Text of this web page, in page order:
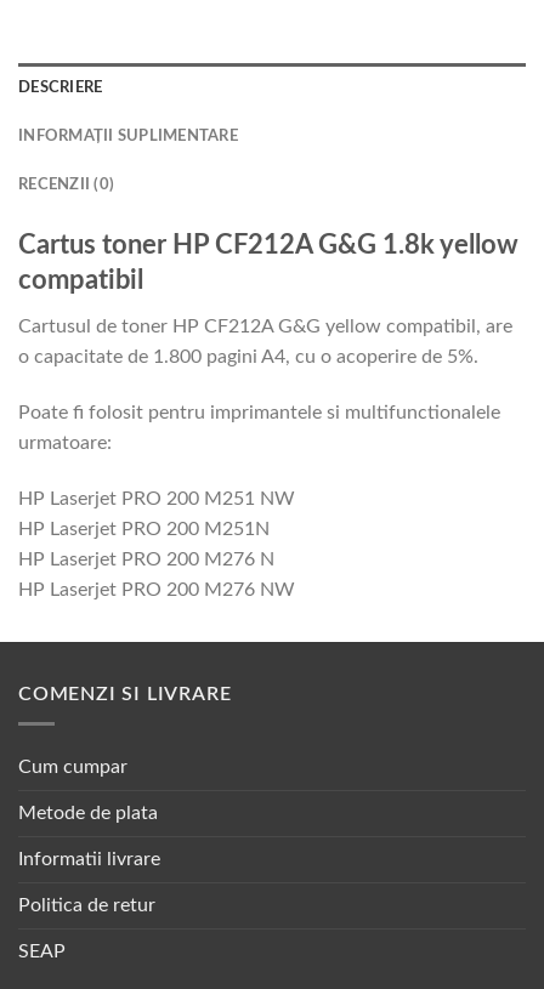
DESCRIERE
INFORMAȚII SUPLIMENTARE
RECENZII (0)
Cartus toner HP CF212A G&G 1.8k yellow
compatibil
Cartusul de toner HP CF212A G&G yellow compatibil, are
o capacitate de 1.800 pagini A4, cu o acoperire de 5%.
Poate fi folosit pentru imprimantele si multifunctionalele
urmatoare:
HP Laserjet PRO 200 M251 NW
HP Laserjet PRO 200 M251N
HP Laserjet PRO 200 M276 N
HP Laserjet PRO 200 M276 NW
COMENZI SI LIVRARE
Cum cumpar
Metode de plata
Informatii livrare
Politica de retur
SEAP